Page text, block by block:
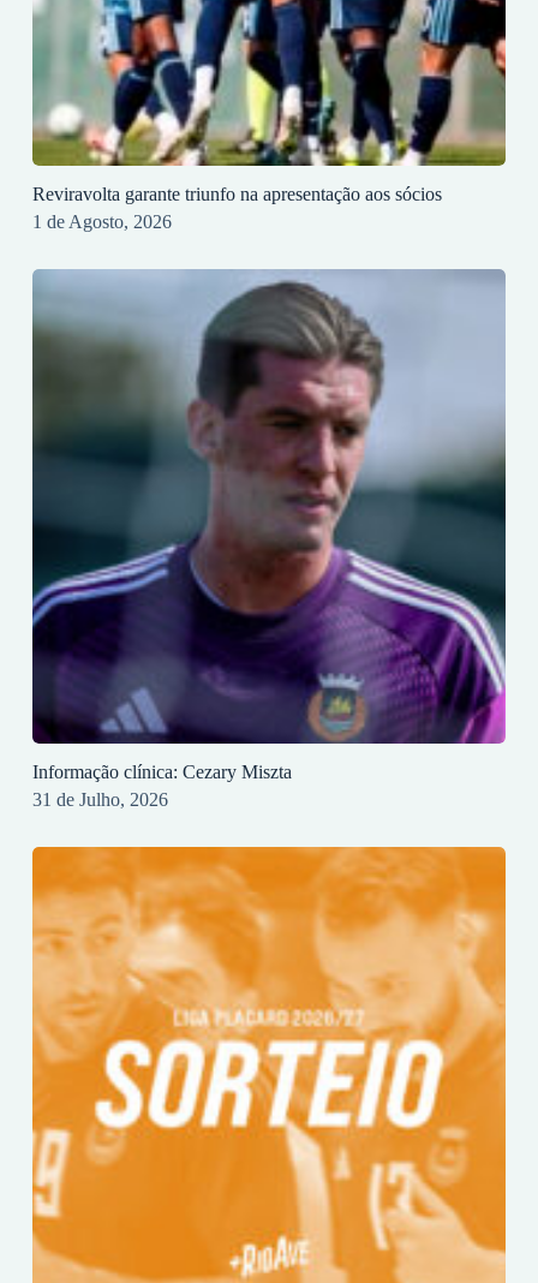
Reviravolta garante triunfo na apresentação aos sócios
1 de Agosto, 2026
Informação clínica: Cezary Miszta
31 de Julho, 2026